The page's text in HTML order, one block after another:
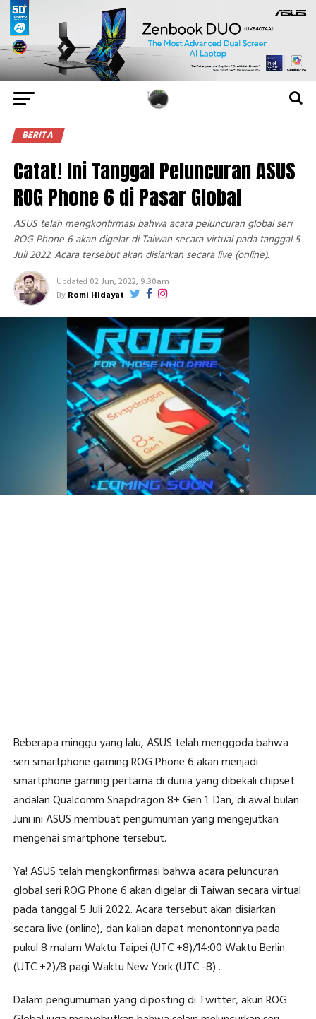
BERITA
Catat! Ini Tanggal Peluncuran ASUS
ROG Phone 6 di Pasar Global
ASUS telah mengkonfirmasi bahwa acara peluncuran global seri
ROG Phone 6 akan digelar di Taiwan secara virtual pada tanggal 5
Juli 2022. Acara tersebut akan disiarkan secara live (online).
Updated 02 Jun, 2022, 9:30am
By Romi Hidayat
Beberapa minggu yang lalu, ASUS telah menggoda bahwa
seri smartphone gaming ROG Phone 6 akan menjadi
smartphone gaming pertama di dunia yang dibekali chipset
andalan Qualcomm Snapdragon 8+ Gen 1. Dan, di awal bulan
Juni ini ASUS membuat pengumuman yang mengejutkan
mengenai smartphone tersebut.
Ya! ASUS telah mengkonfirmasi bahwa acara peluncuran
global seri ROG Phone 6 akan digelar di Taiwan secara virtual
pada tanggal 5 Juli 2022. Acara tersebut akan disiarkan
secara live (online), dan kalian dapat menontonnya pada
pukul 8 malam Waktu Taipei (UTC +8)/14:00 Waktu Berlin
(UTC +2)/8 pagi Waktu New York (UTC -8) .
Dalam pengumuman yang diposting di Twitter, akun ROG